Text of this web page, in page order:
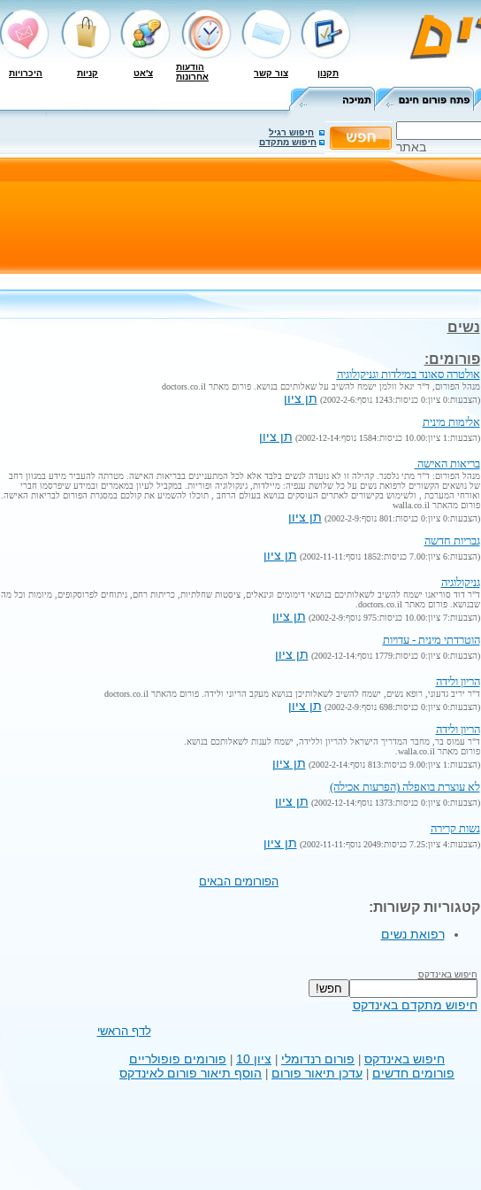
היכרויות קניות צ'אט
הודעות
אחרונות
צור קשר תקנון
חיפוש רגיל
חיפוש מתקדם
באתר
נשים
פורומים:
אולטרה סאונד במילדות וגניקולוגיה
מנהל הפורום, ד"ר יגאל וולמן ישמח להשיב על שאלותיכם בנושא. פורום מאתר doctors.co.il
(הצבעות:0 ציון:0 כניסות:1243 נוסף:2002-2-6)
תן ציון
אלימות מינית
(הצבעות:1 ציון:10.00 כניסות:1584 נוסף:2002-12-14) תן ציון
בריאות האישה
מנהל הפורום: ד"ר מתי גלסנר. קהילה זו לא נועדה לנשים בלבד אלא לכל המתעניינים בבריאות האישה. מטרתה להעביר מידע במגוון רחב
של נושאים הקשורים לרפואת נשים על כל שלושת ענפיה: מיילדות, גינקולוגיה ופוריות. במקביל לעיון במאמרים ובמידע שיפרסמו חברי
ואורחי המערכת , ולשימוש בקישורים לאתרים העוסקים בנושא בעולם הרחב , תוכלו להשמיע את קולכם במסגרת הפורום לבריאות האישה.
פורום מהאתר walla.co.il
(הצבעות:0 ציון:0 כניסות:801 נוסף:2002-2-9)
תן ציון
גבריות חדשה
(הצבעות:6 ציון:7.00 כניסות:1852 נוסף:2002-11-11) תן ציון
גניקולוגיה
ד"ר דוד סוריאנו ישמח להשיב לשאלותיכם בנושאי דימומים וגינאלים, ציסטות שחלתיות, כריתות רחם, ניתוחים לפרוסקופים, מיומות וכל מה
שבנושא. פורום מאתר doctors.co.il.
(הצבעות:7 ציון:10.00 כניסות:975 נוסף:2002-2-9)
תן ציון
הוטרדתי מינית - עדויות
(הצבעות:0 ציון:0 כניסות:1779 נוסף:2002-12-14) תן ציון
הריון ולידה
ד"ר יריב גדעוני, רופא נשים, ישמח להשיב לשאלותיכן בנושא מעקב הריוני ולידה. פורום מהאתר doctors.co.il
(הצבעות:0 ציון:0 כניסות:698 נוסף:2002-2-9)
תן ציון
הריון ולידה
ד"ר עמוס בר, מחבר המדריך הישראל להריון וללידה, ישמח לענות לשאלותכם בנושא.
פורום מאתר walla.co.il.
(הצבעות:1 ציון:9.00 כניסות:813 נוסף:2002-2-14)
תן ציון
לא עוצרת בואפלה (הפרעות אכילה)
(הצבעות:0 ציון:0 כניסות:1373 נוסף:2002-12-14) תן ציון
נשות קרירה
(הצבעות:4 ציון:7.25 כניסות:2049 נוסף:2002-11-11) תן ציון
הפורומים הבאים
קטגוריות קשורות:
רפואת נשים
חיפוש באינדקס
חיפוש מתקדם באינדקס
לדף הראשי
חיפוש באינדקס פורום רנדומלי ציון 10
פורומים פופולריים
פורומים חדשים
עדכן תיאור פורום הוסף תיאור פורום לאינדקס